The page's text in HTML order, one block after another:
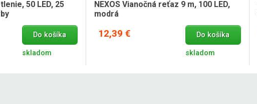
50 LED, 25
Do košíka
skladom
NEXOS Vianočná reťaz 9 m, 100 LED,
modrá
12,39 € Do košíka
skladom